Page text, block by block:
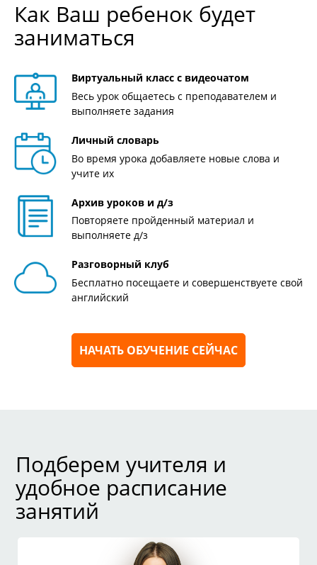
Как Ваш ребенок будет
заниматься
Виртуальный класс с видеочатом
Весь урок общаетесь с преподавателем и
выполняете задания
Личный словарь
Во время урока добавляете новые слова и
учите их
Архив уроков и д/з
Повторяете пройденный материал и
выполняете д/з
Разговорный клуб
Бесплатно посещаете и совершенствуете свой
английский
НАЧАТЬ ОБУЧЕНИЕ СЕЙЧАС
Подберем учителя и
удобное расписание
занятий